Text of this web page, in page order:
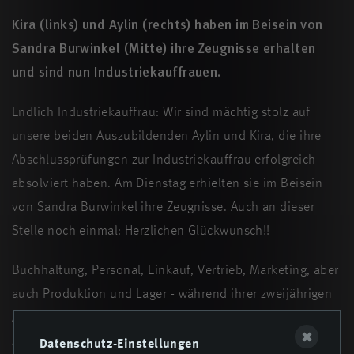
Endlich Industriekauffrau: Wir sind mächtig stolz auf
unsere beiden Auszubildenden Aylin und Kira, die ihre
Abschlussprüfungen zur Industriekauffrau erfolgreich
absolviert haben. Am Dienstag erhielten sie im Beisein
von Sandra Burwinkel ihre Zeugnisse. Auch an dieser
Stelle noch einmal: Herzlichen Glückwunsch!!
Buchhaltung, Personal, Einkauf, Vertrieb, Marketing, aber
auch Produktion und Lager - während ihrer zweijährigen
Ausbildung durchliefen Kira und Aylin sämtliche
Abteilungen unseres Unternehmens. "Besonders die
Kira (links) und Aylin (rechts) haben im Beisein von
Sandra Burwinkel (Mitte) ihre Zeugnisse erhalten
und sind nun Industriekauffrauen.
Datenschutz-Einstellungen ✖